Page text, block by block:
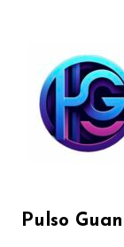
contenido
Pulso